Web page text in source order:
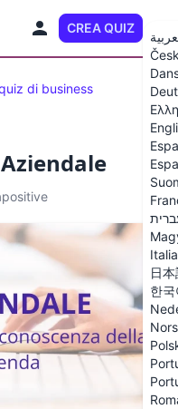
CREA QUIZ
日
한
di business